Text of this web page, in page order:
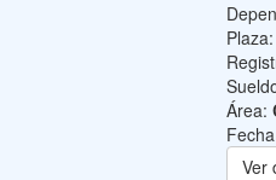
Plaza:
Área:
Ver